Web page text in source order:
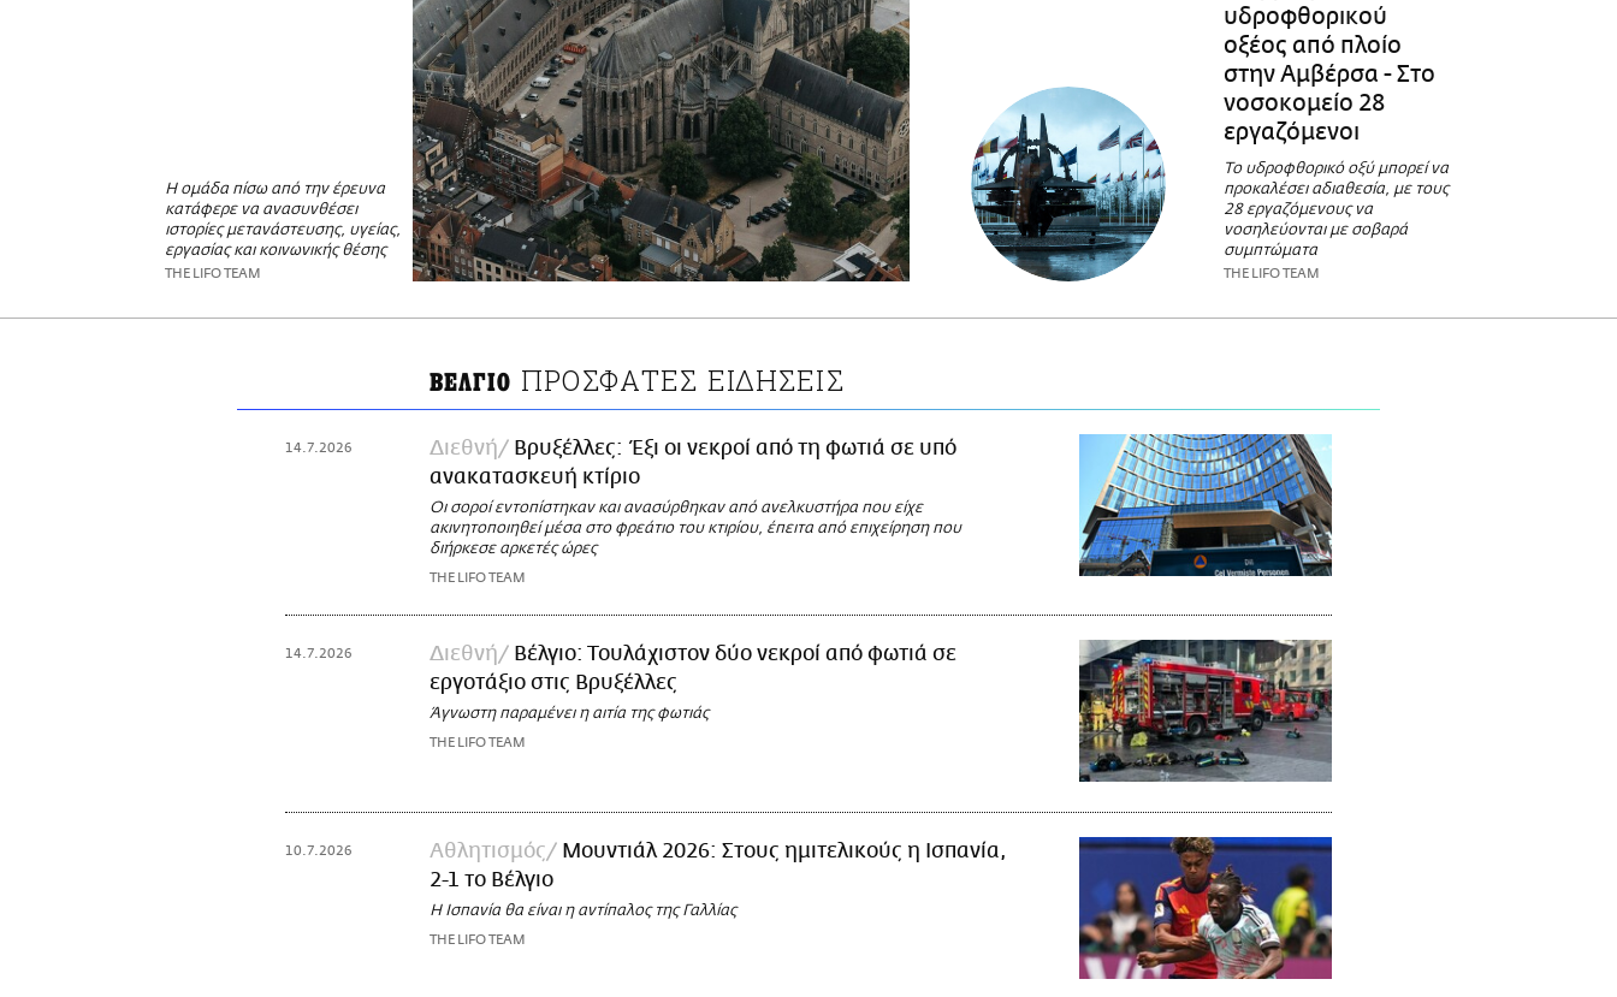
Η ομάδα πίσω από την έρευνα
κατάφερε να ανασυνθέσει
ιστορίες μετανάστευσης, υγείας,
εργασίας και κοινωνικής θέσης
THE LIFO TEAM
υδροφθορικού
οξέος από πλοίο
στην Αμβέρσα - Στο
νοσοκομείο 28
εργαζόμενοι
Το υδροφθορικό οξύ μπορεί να
προκαλέσει αδιαθεσία, με τους
28 εργαζόμενους να
νοσηλεύονται με σοβαρά
συμπτώματα
THE LIFO TEAM
ΒΕΛΓΙΟ ΠΡΟΣΦΑΤΕΣ ΕΙΔΗΣΕΙΣ
14.7.2026 Διεθνή
Βρυξέλλες: Έξι οι νεκροί από τη φωτιά σε υπό
ανακατασκευή κτίριο
Οι σοροί εντοπίστηκαν και ανασύρθηκαν από ανελκυστήρα που είχε
ακινητοποιηθεί μέσα στο φρεάτιο του κτιρίου, έπειτα από επιχείρηση που
διήρκεσε αρκετές ώρες
THE LIFO TEAM
14.7.2026 Διεθνή
Βέλγιο: Τουλάχιστον δύο νεκροί από φωτιά σε
εργοτάξιο στις Βρυξέλλες
Άγνωστη παραμένει η αιτία της φωτιάς
THE LIFO TEAM
10.7.2026 Αθλητισμός
Μουντιάλ 2026: Στους ημιτελικούς η Ισπανία,
2-1 το Βέλγιο
Η Ισπανία θα είναι η αντίπαλος της Γαλλίας
THE LIFO TEAM